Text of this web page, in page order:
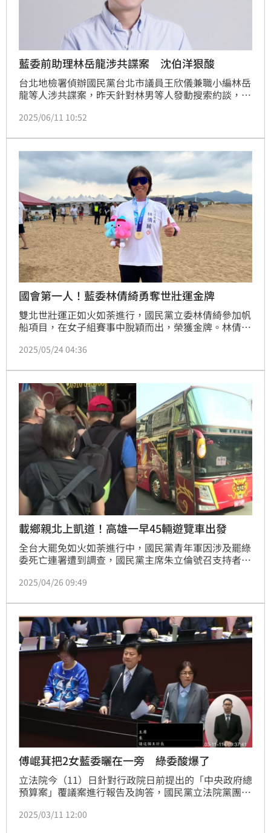
藍委前助理林岳龍涉共諜案 沈伯洋狠酸
台北地檢署偵辦國民黨台北市議員王欣儀兼職小編林岳
龍等人涉共諜案，昨天針對林男等人發動搜索約談，檢
保，並限制出境、出海。林岳龍過去也曾擔任國民黨立
明切割。對此，民進黨立委沈伯洋今（11）日上午表示
「國民黨跟共產黨非常類似，自己在做甚麼就指責別人
在做，自己在做共諜就說別人是共諜。」
2025/06/11 10:52
國會第一人！藍委林倩綺勇奪世壯運金牌
雙北世壯運正如火如荼進行，國民黨立委林倩綺參加帆
船項目，在女子組賽事中脫穎而出，榮獲金牌。林倩綺
「水上高手」，她表示，參賽目的不僅在於競逐佳績，
進一步推動相關政策及基礎建設。
2025/05/24 04:36
載鄉親北上凱道！高雄一早45輛遊覽車出發
全台大罷免如火如荼進行中，國民黨青年軍因涉及罷綠
委死亡連署遭到調查，國民黨主席朱立倫號召支持者於
「反綠共戰獨裁」的活動，並號稱報名人數已達到5萬
黨部聚集不少人要搭乘遊覽車北上，國民黨不分區立委
林倩綺透露說「據我所知高雄有45部遊覽車，載鄉親到
台北 ，自費大家自主想要。」
2025/04/26 09:49
傅崐萁把2女藍委曬在一旁 綠委酸爆了
立法院今（11）日針對行政院日前提出的「中央政府總
預算案」覆議案進行報告及詢答，國民黨立法院黨團總
分的質詢時間裡，幾乎都是傅崐萁一個人唱獨角戲，把
2025/03/11 12:00